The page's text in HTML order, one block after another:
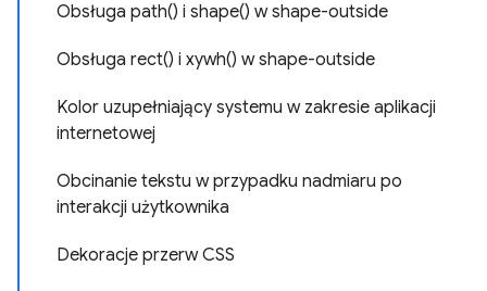
Obsługa path() i shape() w shape-outside
Obsługa rect() i xywh() w shape-outside
Kolor uzupełniający systemu w zakresie aplikacji
internetowej
Obcinanie tekstu w przypadku nadmiaru po
interakcji użytkownika
Dekoracje przerw CSS